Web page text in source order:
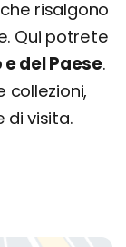
risalgono
Qui potrete
del Paese.
collezioni,
di visita.